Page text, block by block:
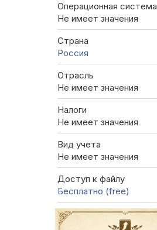
Операционная система
Не имеет значения
Страна
Россия
Отрасль
Не имеет значения
Налоги
Не имеет значения
Вид учета
Не имеет значения
Доступ к файлу
Бесплатно (free)